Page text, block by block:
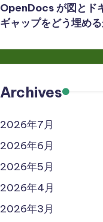
OpenDocs が図とド
ギャップをどう埋め
Archives
2026年7月
2026年6月
2026年5月
2026年4月
2026年3月